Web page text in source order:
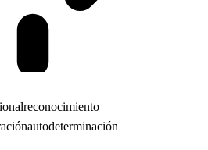
reconocimiento
autodeterminación